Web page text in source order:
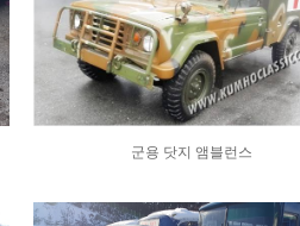
군용 닷지 앰블런스